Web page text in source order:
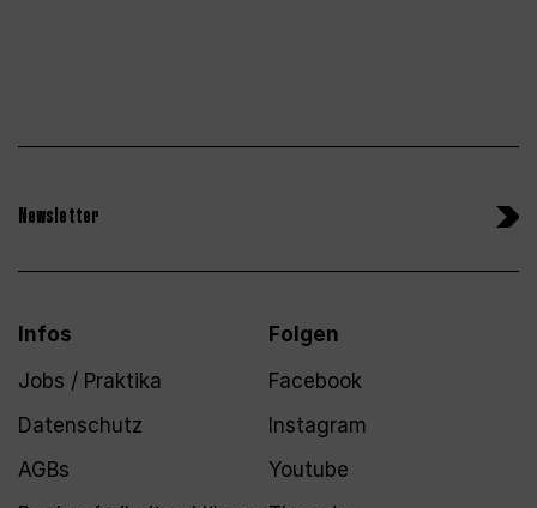
Newsletter
Infos
Jobs / Praktika
Datenschutz
AGBs
Folgen
Facebook
Instagram
Youtube